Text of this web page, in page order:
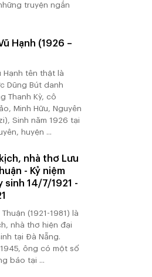
truyện ngắn
Hạnh (1926 –
Hạnh tên thật là
Dũng Bút danh
Thanh Kỳ, cô
Minh Hữu, Nguyên
Sinh năm 1926 tại
huyện ...
nhà thơ Lưu
- Kỷ niệm
sinh 14/7/1921 -
Thuận (1921-1981) là
nhà thơ hiện đại
tại Đà Nẵng.
ông có một số
báo tại ...